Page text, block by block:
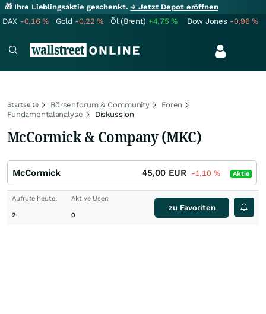
🎁 Ihre Lieblingsaktie geschenkt.→ Jetzt Depot eröffnen
DAX -0,16% Gold -0,22% Öl (Brent) +4,75% Dow Jones -0,96%
Startseite Börsenforum & Community
Foren
Fundamentalanalyse
Diskussion
McCormick & Company (MKC)
McCormick 45,00 EUR -1,10 % Aktie
Aufrufe heute:
2
Aktive User:
0
zu Favoriten